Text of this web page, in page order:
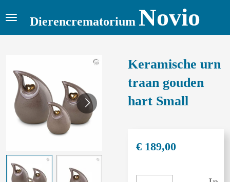
Ga
hoofdinhoud
Dierencrematorium Novio
Keramische urn
traan gouden
hart Small
€ 189,00